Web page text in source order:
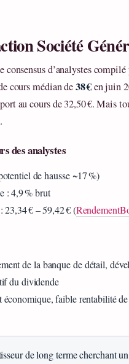
Société
consensus d’analystes
cours médian de38 €en juin
au cours de 32,50 €. Mais
des analystes
de hausse ~17 %)
: 4,9 % brut
23,34 € – 59,42 € (
de la banque de détail,
du dividende
économique, faible rentabilité
de long terme cherchant